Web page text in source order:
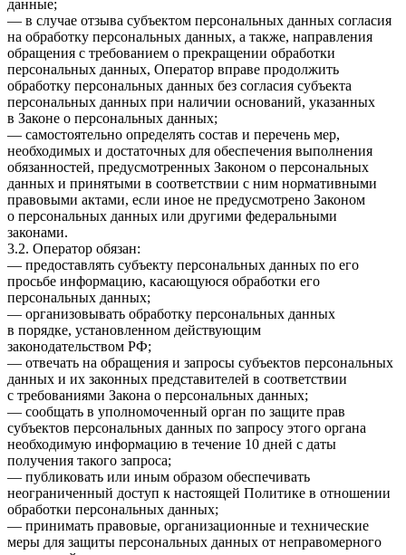
данные;
— в случае отзыва субъектом персональных данных согласия
на обработку персональных данных, а также, направления
обращения с требованием о прекращении обработки
персональных данных, Оператор вправе продолжить
обработку персональных данных без согласия субъекта
персональных данных при наличии оснований, указанных
в Законе о персональных данных;
— самостоятельно определять состав и перечень мер,
необходимых и достаточных для обеспечения выполнения
обязанностей, предусмотренных Законом о персональных
данных и принятыми в соответствии с ним нормативными
правовыми актами, если иное не предусмотрено Законом
о персональных данных или другими федеральными
законами.
3.2. Оператор обязан:
— предоставлять субъекту персональных данных по его
просьбе информацию, касающуюся обработки его
персональных данных;
— организовывать обработку персональных данных
в порядке, установленном действующим
законодательством РФ;
— отвечать на обращения и запросы субъектов персональных
данных и их законных представителей в соответствии
с требованиями Закона о персональных данных;
— сообщать в уполномоченный орган по защите прав
субъектов персональных данных по запросу этого органа
необходимую информацию в течение 10 дней с даты
получения такого запроса;
— публиковать или иным образом обеспечивать
неограниченный доступ к настоящей Политике в отношении
обработки персональных данных;
— принимать правовые, организационные и технические
меры для защиты персональных данных от неправомерного